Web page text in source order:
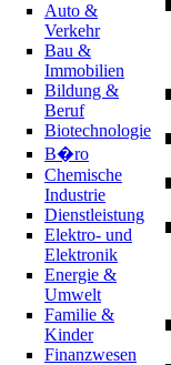
Auto &
Verkehr
Bau &
Immobilien
Bildung &
Beruf
Biotechnologie
B�ro
Chemische
Industrie
Dienstleistung
Elektro- und
Elektronik
Energie &
Umwelt
Familie &
Kinder
Finanzwesen